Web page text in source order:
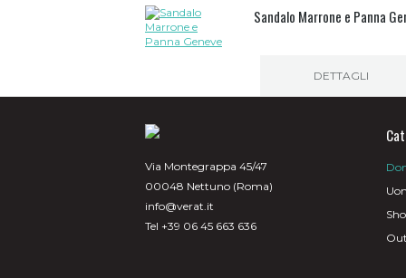
Sandalo Marrone e Panna
DETTAGLI
Via Montegrappa 45/47
00048 Nettuno (Roma)
info@verat.it
Tel +39 06 45 663 636